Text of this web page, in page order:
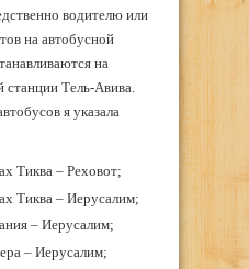
водителю или
на автобусной
на
станции Тель-Авива.
я указала
Тиква – Реховот;
Тиква – Иерусалим;
– Иерусалим;
– Иерусалим;